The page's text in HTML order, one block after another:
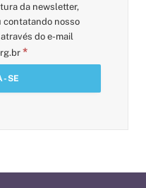
da newsletter,
contatando nosso
do e-mail
*